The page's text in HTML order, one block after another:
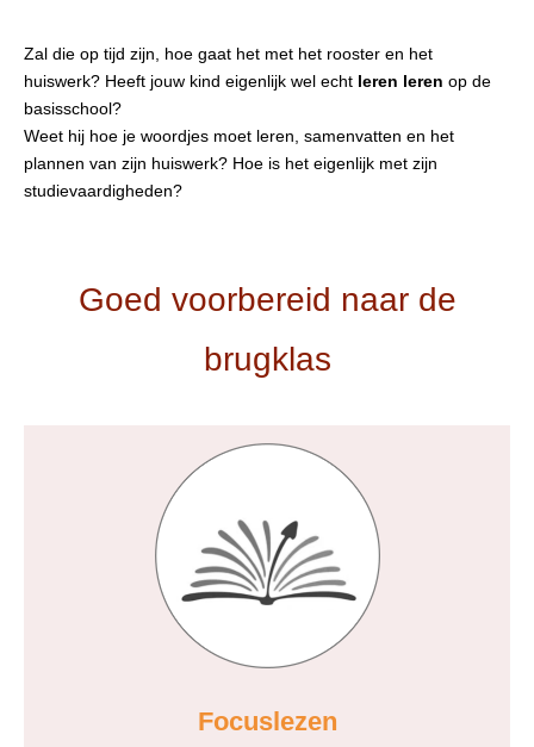
Zal die op tijd zijn, hoe gaat het met het rooster en het
huiswerk? Heeft jouw kind eigenlijk wel echt leren leren op de
basisschool?
Weet hij hoe je woordjes moet leren, samenvatten en het
plannen van zijn huiswerk? Hoe is het eigenlijk met zijn
studievaardigheden?
Goed voorbereid naar de
brugklas
Focuslezen